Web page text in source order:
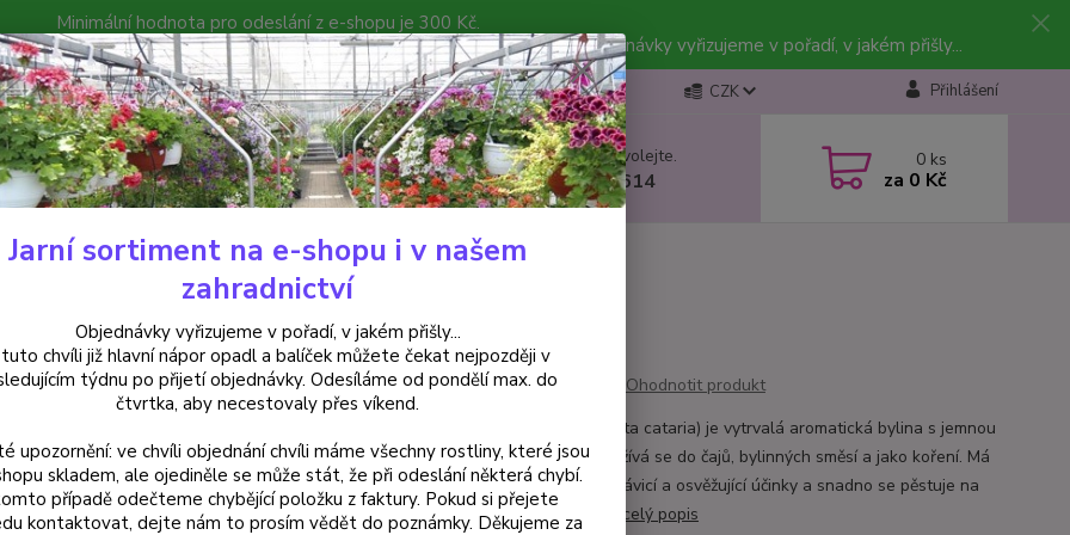
Minimální hodnota pro odeslání z e-shopu je 300 Kč.
můžete čekat nejpozději v následujícím týdnu po přijetí objednávky. Objednávky vyřizujeme v pořadí, v jakém přišly...
Poradna Kontakty CZK Přihlášení
Hledat Nevíte si rady? Zavolejte.
+420 602 223 614
0 ks
za 0 Kč
Bylinky a léčivky Nepeta cataria - šanta kočičí - 196S
cataria - šanta kočičí - 196S
Ohodnotit produkt
Šanta kočičí (Nepeta cataria) je vytrvalá aromatická bylina s jemnou
mátovou vůní. Používá se do čajů, bylinných směsí a jako koření. Má
mírné uklidňující, trávicí a osvěžující účinky a snadno se pěstuje na
slunných místech.
celý popis
Jarní sortiment na e-shopu i v našem
zahradnictví
Objednávky vyřizujeme v pořadí, v jakém přišly...
chvíli již hlavní nápor opadl a balíček můžete čekat nejpozději v
týdnu po přijetí objednávky. Odesíláme od pondělí max. do
čtvrtka, aby necestovaly přes víkend.
upozornění: ve chvíli objednání chvíli máme všechny rostliny, které jsou
skladem, ale ojediněle se může stát, že při odeslání některá chybí.
případě odečteme chybějící položku z faktury. Pokud si přejete
kontaktovat, dejte nám to prosím vědět do poznámky. Děkujeme za